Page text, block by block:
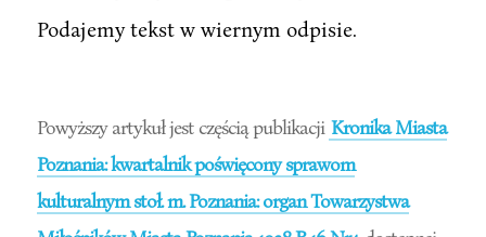
Podajemy tekst w wiernym odpisie.
Powyższy artykuł jest częścią publikacji Kronika Miasta
Poznania: kwartalnik poświęcony sprawom
kulturalnym stoł. m. Poznania: organ Towarzystwa